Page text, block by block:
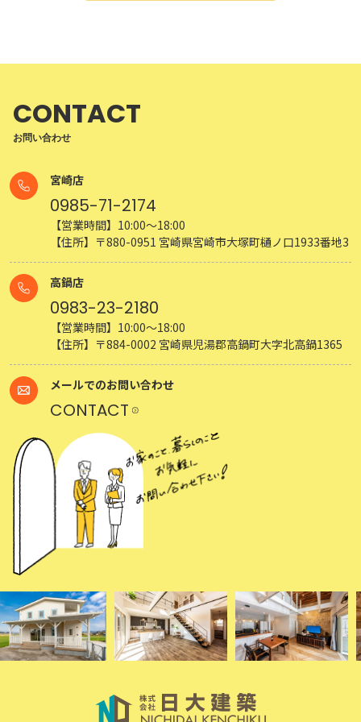
CONTACT
お問い合わせ
宮崎店
0985-71-2174
【営業時間】10:00～18:00
【住所】〒880-0951 宮崎県宮崎市大塚町樋ノ口1933番地3
高鍋店
0983-23-2180
【営業時間】10:00～18:00
【住所】〒884-0002 宮崎県児湯郡高鍋町大字北高鍋1365
メールでのお問い合わせ
CONTACT